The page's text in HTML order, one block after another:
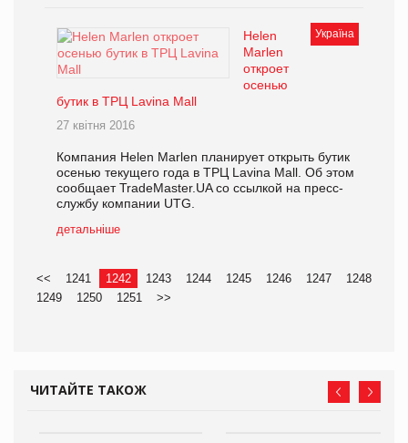
Україна
Helen
Marlen
откроет
осенью
бутик в ТРЦ Lavina Mall
27 квітня 2016
Компания Helen Marlen планирует открыть бутик
осенью текущего года в ТРЦ Lavina Mall. Об этом
сообщает TradeMaster.UA со ссылкой на пресс-
службу компании UTG.
детальніше
<< 1241 1242 1243 1244 1245 1246 1247
1248
1249
1250 1251 >>
ЧИТАЙТЕ ТАКОЖ